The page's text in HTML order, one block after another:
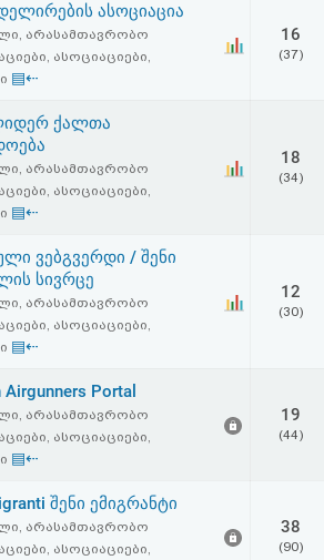
ასოციაცია
არასამთავრობო
ასოციაციები,
▤⇠
16
(37)
ქალთა
არასამთავრობო
ასოციაციები,
▤⇠
18
(34)
ვებგვერდი / შენი
სივრცე
არასამთავრობო
ასოციაციები,
▤⇠
12
(30)
Airgunners Portal
არასამთავრობო
ასოციაციები,
▤⇠
19
(44)
შენი ემიგრანტი
არასამთავრობო
ასოციაციები,
38
(90)